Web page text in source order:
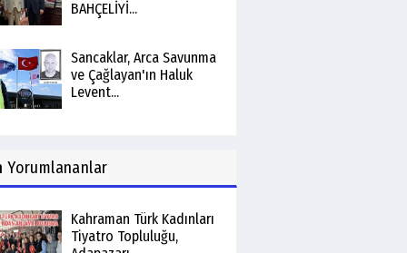
BAHÇELİYİ...
Sancaklar, Arca Savunma
ve Çağlayan'ın Haluk
Levent...
Yorumlananlar
Kahraman Türk Kadınları
Tiyatro Topluluğu,